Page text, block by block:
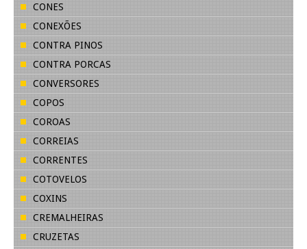
CONES
CONEXÕES
CONTRA PINOS
CONTRA PORCAS
CONVERSORES
COPOS
COROAS
CORREIAS
CORRENTES
COTOVELOS
COXINS
CREMALHEIRAS
CRUZETAS